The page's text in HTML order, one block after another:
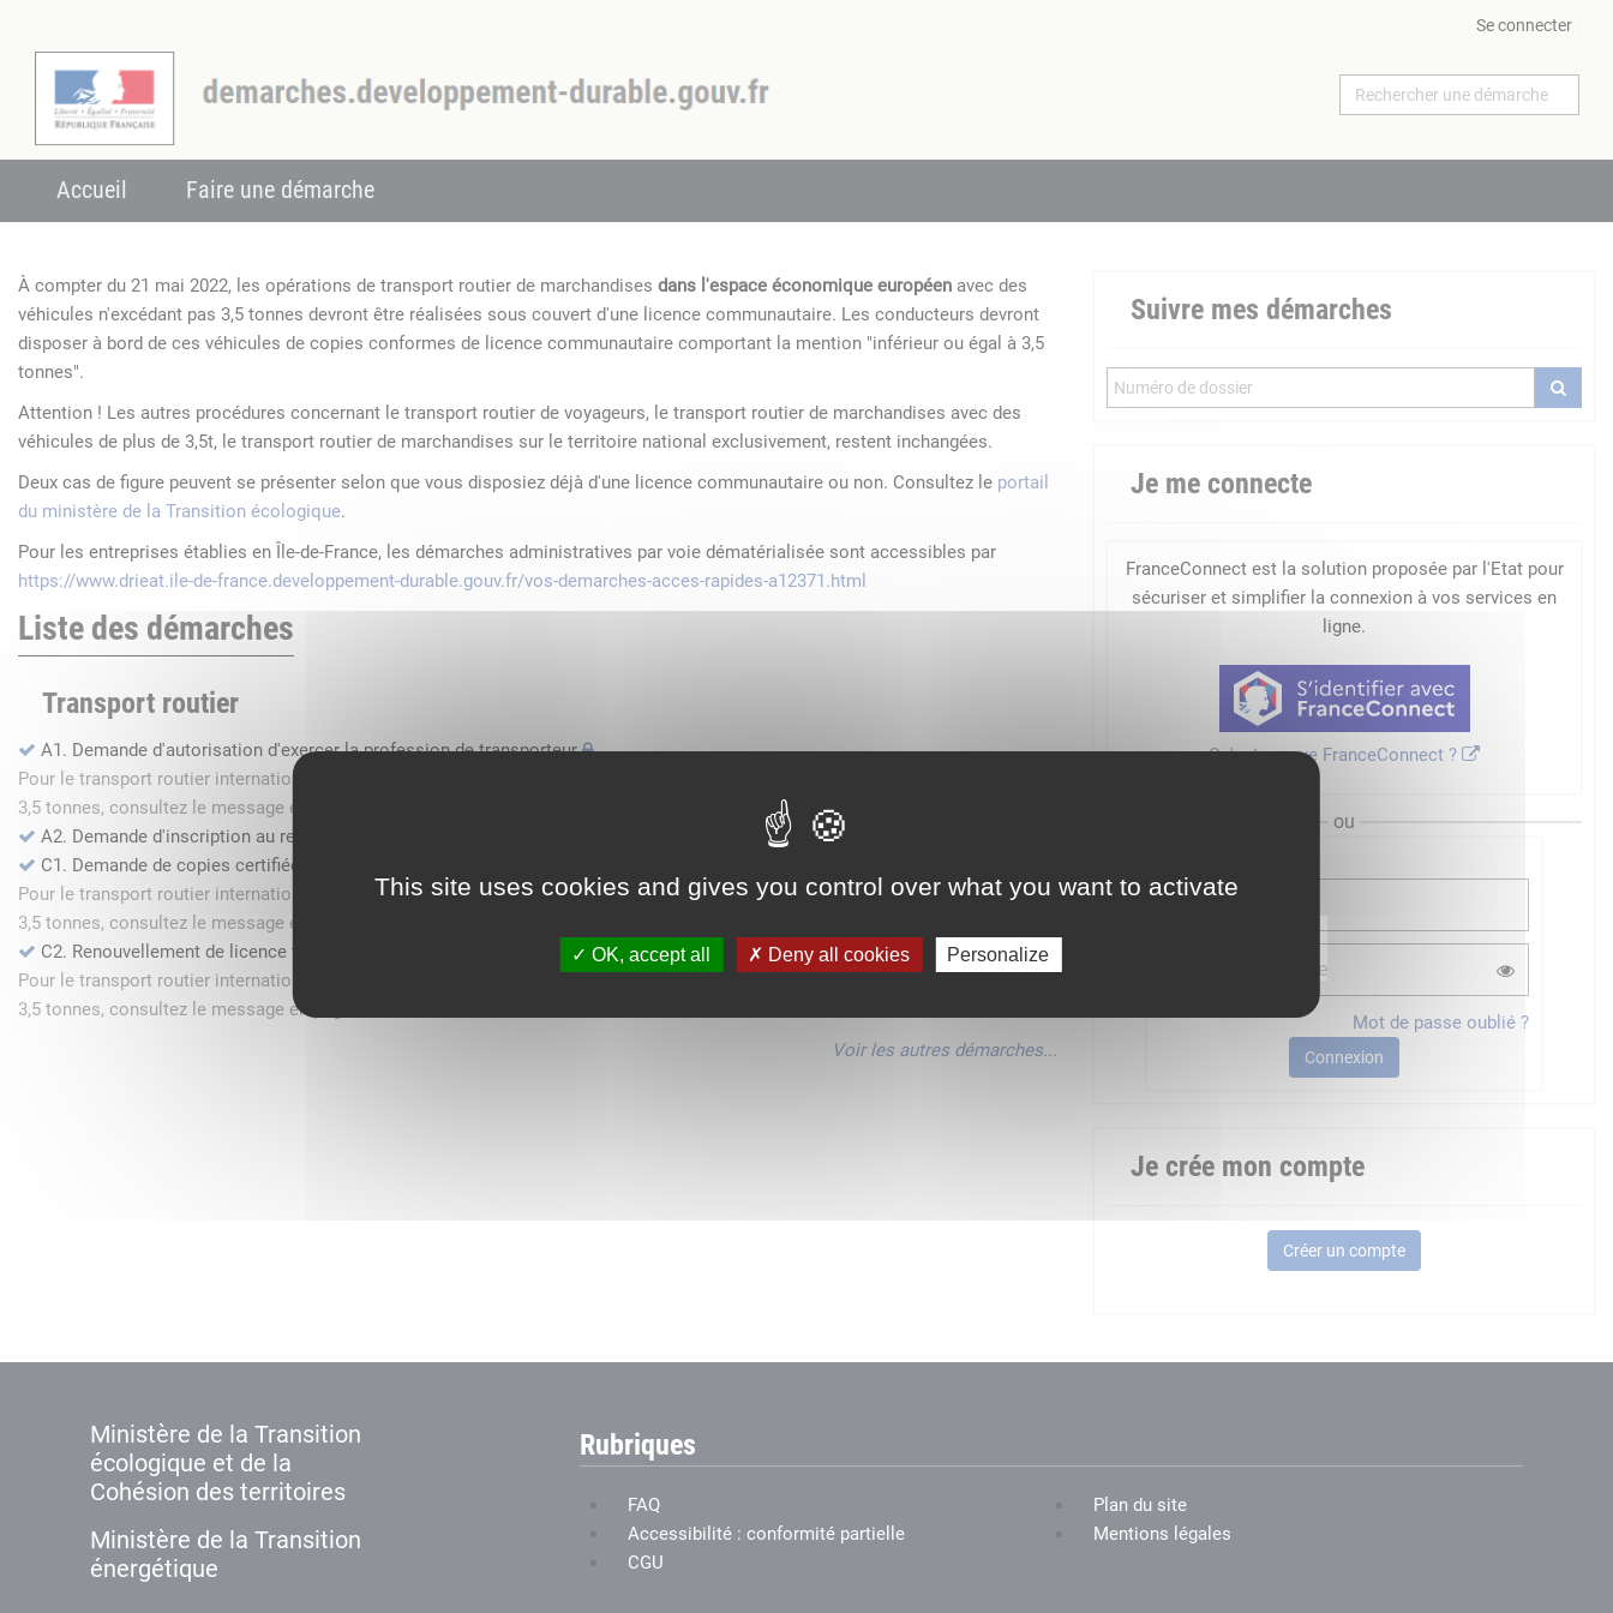
This site uses cookies and gives you control over what you want to activate
OK, accept all Deny all cookies Personalize
Se connecter
Accueil Faire une démarche
À compter du 21 mai 2022, les opérations de transport routier de marchandises dans l'espace économique européen avec des
véhicules n'excédant pas 3,5 tonnes devront être réalisées sous couvert d'une licence communautaire. Les conducteurs devront
disposer à bord de ces véhicules de copies conformes de licence communautaire comportant la mention "inférieur ou égal à 3,5
tonnes".
Attention ! Les autres procédures concernant le transport routier de voyageurs, le transport routier de marchandises avec des
véhicules de plus de 3,5t, le transport routier de marchandises sur le territoire national exclusivement, restent inchangées.
Deux cas de figure peuvent se présenter selon que vous disposiez déjà d'une licence communautaire ou non. Consultez le portail
du ministère de la Transition écologique.
Pour les entreprises établies en Île-de-France, les démarches administratives par voie dématérialisée sont accessibles par
https://www.drieat.ile-de-france.developpement-durable.gouv.fr/vos-demarches-acces-rapides-a12371.html
Liste des démarches
Transport routier
A1. Demande d'autorisation d'exercer la profession de transporteur
Pour le transport routier international de marchandises dans l'espace économique européen avec des véhicules n'excédant pas
3,5 tonnes, consultez le message en page d'accueil.
A2. Demande d'inscription au registre des commissionnaires de transport
C1. Demande de copies certifiées conformes
Pour le transport routier international de marchandises dans l'espace économique européen avec des véhicules n'excédant pas
3,5 tonnes, consultez le message en page d'accueil.
C2. Renouvellement de licence transport routier
Pour le transport routier international de marchandises dans l'espace économique européen avec des véhicules n'excédant pas
3,5 tonnes, consultez le message en page d'accueil.
Voir les autres démarches...
Suivre mes démarches
Je me connecte
FranceConnect est la solution proposée par l'Etat pour
sécuriser et simplifier la connexion à vos services en
ligne.
Qu'est-ce que FranceConnect ?
ou
Mot de passe oublié ?
Connexion
Je crée mon compte
Créer un compte
Ministère de la Transition
écologique et de la
Cohésion des territoires
Ministère de la Transition
énergétique
Rubriques
FAQ
Plan du site
Accessibilité : conformité partielle
Mentions légales
CGU